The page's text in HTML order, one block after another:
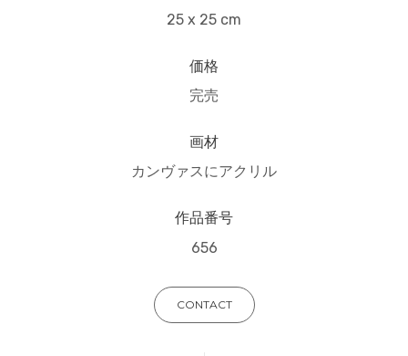
25 x 25 cm
価格
完売
画材
カンヴァスにアクリル
作品番号
656
CONTACT